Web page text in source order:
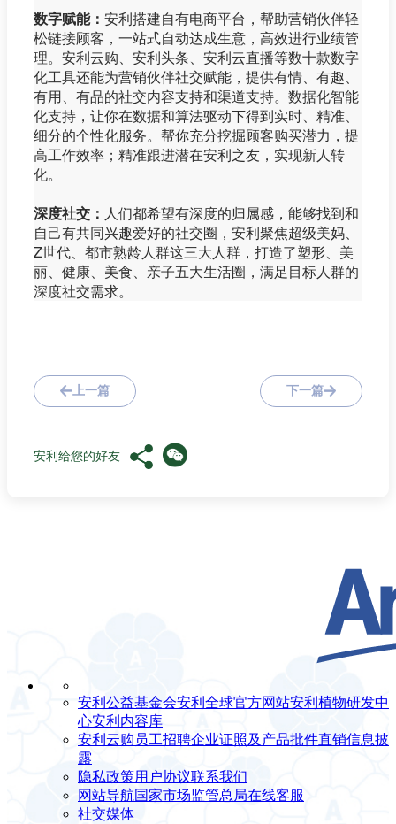
数字赋能： 安利搭建自有电商平台，帮助营销伙伴轻
松链接顾客，一站式自动达成生意，高效进行业绩管
理。安利云购、安利头条、安利云直播等数十款数字
化工具还能为营销伙伴社交赋能，提供有情、有趣、
有用、有品的社交内容支持和渠道支持。数据化智能
化支持，让你在数据和算法驱动下得到实时、精准、
细分的个性化服务。帮你充分挖掘顾客购买潜力，提
高工作效率；精准跟进潜在安利之友，实现新人转
化。
深度社交： 人们都希望有深度的归属感，能够找到和
自己有共同兴趣爱好的社交圈，安利聚焦超级美妈、
Z世代、都市熟龄人群这三大人群，打造了塑形、美
丽、健康、美食、亲子五大生活圈，满足目标人群的
深度社交需求。
上一篇 下一篇
安利给您的好友
安利公益基金会安利全球官方网站安利植物研发中
心安利内容库
安利云购 员工招聘企业证照及产品批件直销信息披
露
隐私政策用户协议联系我们
网站导航国家市场监管总局在线客服
社交媒体